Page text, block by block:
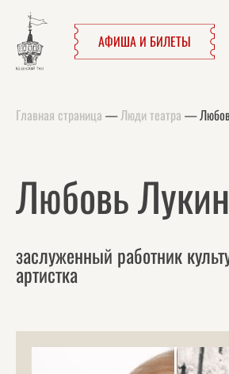
АФИША И БИЛЕТЫ
Главная страница —Люди театра —
Любовь
заслуженный работник
артистка